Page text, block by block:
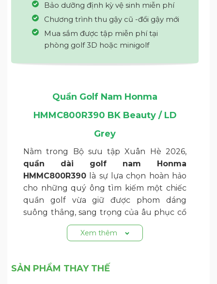
Bảo dưỡng định kỳ vệ sinh miễn phí
Chương trình thu gậy cũ -đổi gậy mới
Mua sắm được tập miễn phí tại
phòng golf 3D hoặc minigolf
Quần Golf Nam Honma
HMMC800R390 BK Beauty / LD
Grey
Nằm trong Bộ sưu tập Xuân Hè 2026,
quần dài golf nam Honma
HMMC800R390 là sự lựa chọn hoàn hảo
cho những quý ông tìm kiếm một chiếc
quần golf vừa giữ được phom dáng
suông thẳng, sang trọng của âu phục cổ
điển, vừa sở hữu đầy đủ những tính năng
kỹ thuật mạnh mẽ của trang phục thể
1. Điểm nổi bật về thiết kế và công
Xem thêm
SẢN PHẨM THAY THẾ